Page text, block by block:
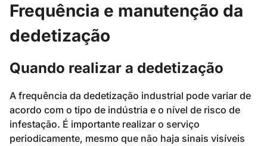
Frequência e manutenção da
dedetização
Quando realizar a dedetização
A frequência da dedetização industrial pode variar de
acordo com o tipo de indústria e o nível de risco de
infestação. É importante realizar o serviço
periodicamente, mesmo que não haja sinais visíveis